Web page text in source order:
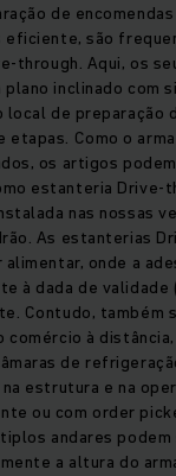
de
eficiente, são
through. Aqui, os
inclinado com
de preparação
etapas. Como o
os artigos
estanteria Drive-
nas nossas
As estanterias
onde a
à dada de validade
Contudo, também
comércio à
de
estrutura e na
ou com order
andares
a altura do